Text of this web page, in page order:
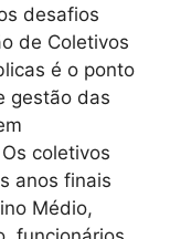
desafios
de Coletivos
é o ponto
gestão das
coletivos
anos finais
Médio,